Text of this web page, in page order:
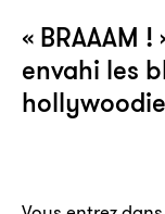
« BRAAAM
envahi les